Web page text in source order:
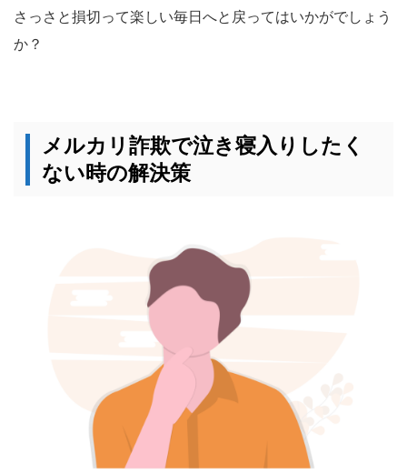
さっさと損切って楽しい毎日へと戻ってはいかがでしょう
か？
メルカリ詐欺で泣き寝入りしたく
ない時の解決策